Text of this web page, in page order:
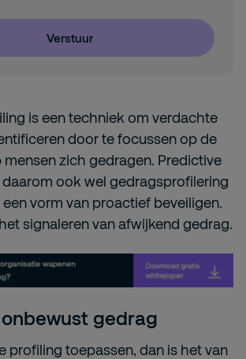
is een techniek om verdachte
door te focussen op de
mensen zich gedragen. Predictive
ook wel gedragsprofilering
vorm van proactief beveiligen.
signaleren van afwijkend gedrag.
gedrag
profiling toepassen, dan is het van
Verstuur